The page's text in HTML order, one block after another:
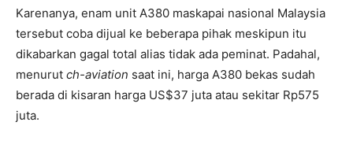
Karenanya, enam unit A380 maskapai nasional Malaysia
tersebut coba dijual ke beberapa pihak meskipun itu
dikabarkan gagal total alias tidak ada peminat. Padahal,
menurut ch-aviation saat ini, harga A380 bekas sudah
berada di kisaran harga US$37 juta atau sekitar Rp575
juta.